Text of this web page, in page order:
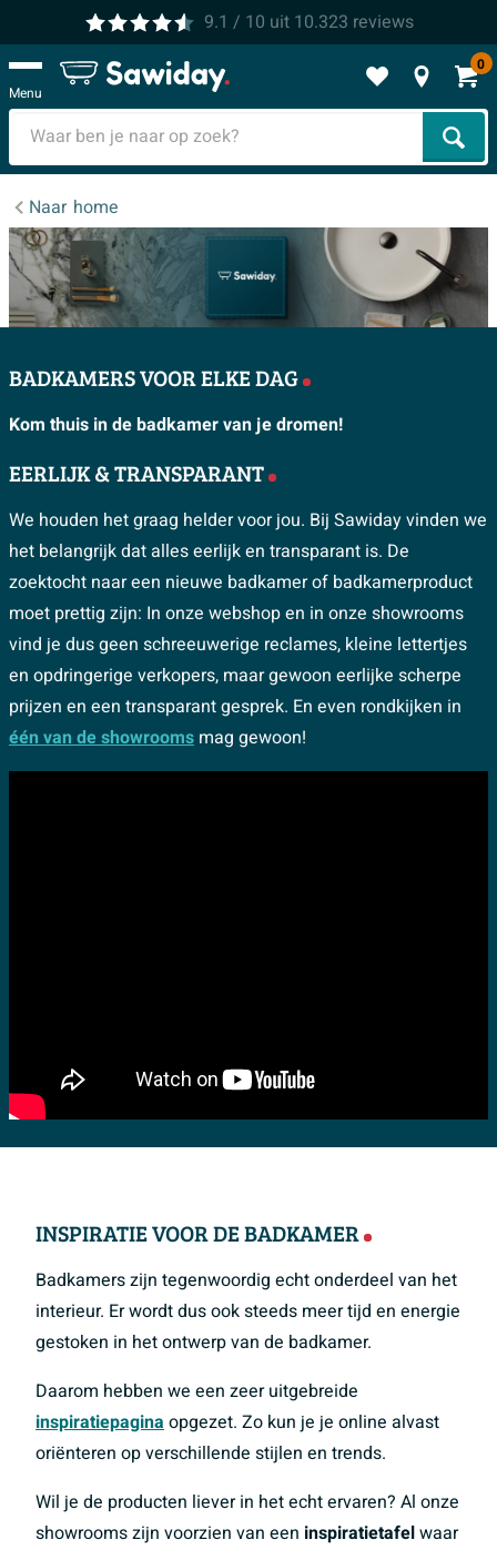
9.1 / 10 uit 10.323 reviews
Menu
0
Naar home
BADKAMERS VOOR ELKE DAG
Kom thuis in de badkamer van je dromen!
EERLIJK & TRANSPARANT
We houden het graag helder voor jou. Bij Sawiday vinden we
het belangrijk dat alles eerlijk en transparant is. De
zoektocht naar een nieuwe badkamer of badkamerproduct
moet prettig zijn: In onze webshop en in onze showrooms
vind je dus geen schreeuwerige reclames, kleine lettertjes
en opdringerige verkopers, maar gewoon eerlijke scherpe
prijzen en een transparant gesprek. En even rondkijken in
één van de showrooms mag gewoon!
INSPIRATIE VOOR DE BADKAMER
Badkamers zijn tegenwoordig echt onderdeel van het
interieur. Er wordt dus ook steeds meer tijd en energie
gestoken in het ontwerp van de badkamer.
Daarom hebben we een zeer uitgebreide
inspiratiepaginaopgezet. Zo kun je je online alvast
oriënteren op verschillende stijlen en trends.
Wil je de producten liever in het echt ervaren? Al onze
showrooms zijn voorzien van een inspiratietafelwaar